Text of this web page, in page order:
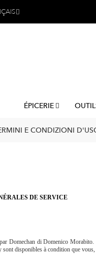
ÉPICERIE
E CONDIZIONI
DE SERVICE
Domechan di Domenico
disponibles à condition que